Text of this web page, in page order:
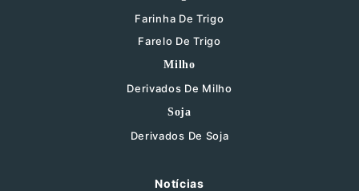
Farinha De Trigo
Farelo De Trigo
Milho
Derivados De Milho
Soja
Derivados De Soja
Notícias